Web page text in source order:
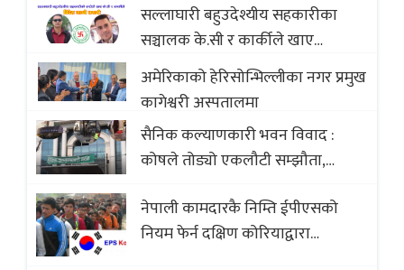
सल्लाघारी बहुउदेश्यीय सहकारीका
सञ्चालक के.सी र कार्कीले खाए
सदस्यको करोडौं बचत
अमेरिकाको हेरिसोन्भिल्लीका नगर प्रमुख
कागेश्वरी अस्पतालमा
सैनिक कल्याणकारी भवन विवाद :
कोषले तोड्यो एकलौटी सम्झौता,
(भिडियो)
नेपाली कामदारकै निम्ति ईपीएसको
नियम फेर्न दक्षिण कोरियाद्वारा